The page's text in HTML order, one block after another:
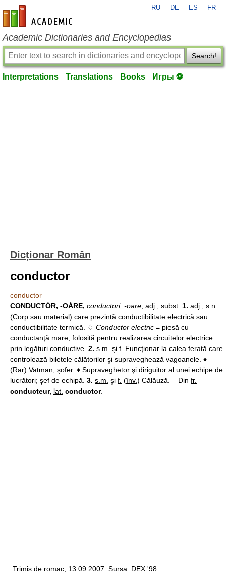
en-academic.com
RU DE ES FR
Academic Dictionaries and Encyclopedias
Search!
Interpretations Translations Books Игры ⚽
Dicționar Român
conductor
conductor
CONDUCTÓR, -OÁRE, conductori, -oare adj. subst. 1. adj.
s.n.
(Corp sau material) care prezintă conductibilitate electrică sau
conductibilitate termică. ♢ Conductor electric = piesă cu
conductanţă mare, folosită pentru realizarea circuitelor electrice
prin legături conductive. 2. s.m. şi f. Funcţionar la calea ferată care
controlează biletele călătorilor şi supraveghează vagoanele. ♦
(Rar) Vatman; şofer. ♦ Supraveghetor şi diriguitor al unei echipe de
lucrători; şef de echipă. 3. s.m. şi f. (înv.) Călăuză. – Din fr.
conducteur, lat. conductor.
Trimis de romac, 13.09.2007. Sursa: DEX '98